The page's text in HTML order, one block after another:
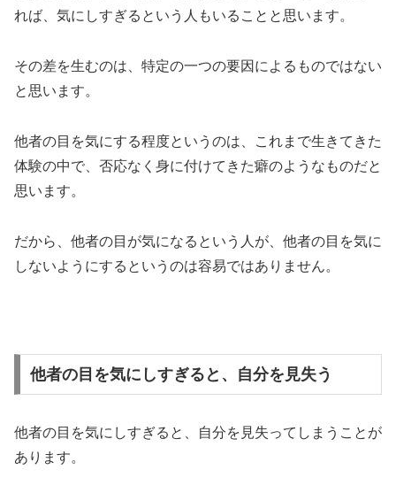
れば、気にしすぎるという人もいることと思います。
その差を生むのは、特定の一つの要因によるものではない
と思います。
他者の目を気にする程度というのは、これまで生きてきた
体験の中で、否応なく身に付けてきた癖のようなものだと
思います。
だから、他者の目が気になるという人が、他者の目を気に
しないようにするというのは容易ではありません。
他者の目を気にしすぎると、自分を見失う
他者の目を気にしすぎると、自分を見失ってしまうことが
あります。